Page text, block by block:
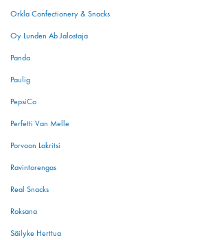
Orkla Confectionery & Snacks
Oy Lunden Ab Jalostaja
Panda
Paulig
PepsiCo
Perfetti Van Melle
Porvoon Lakritsi
Ravintorengas
Real Snacks
Roksana
Säilyke Herttua